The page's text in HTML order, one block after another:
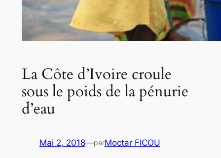
La Côte d’Ivoire croule
sous le poids de la pénurie
d’eau
Mai 2, 2018—parMoctar FICOU